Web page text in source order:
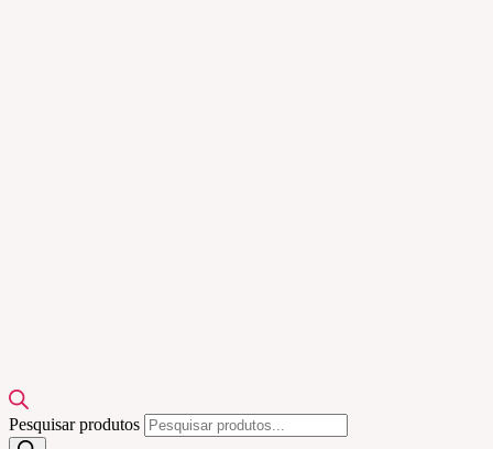
Pesquisar produtos